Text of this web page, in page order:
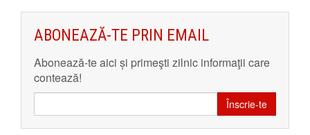
ABONEAZĂ-TE PRIN EMAIL
Abonează-te aici și primeşti zilnic informaţii care
contează!
Înscrie-te